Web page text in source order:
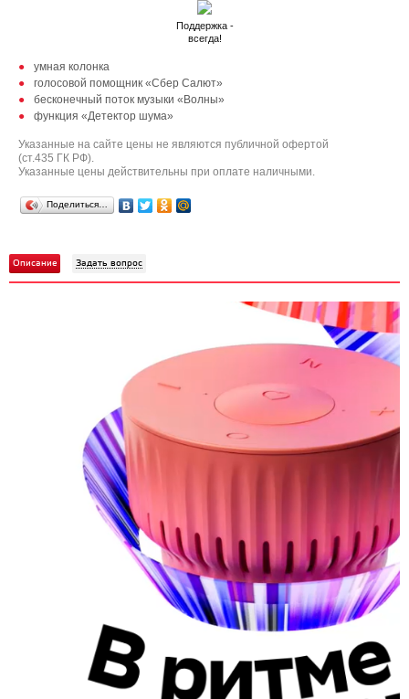
Поддержка -
всегда!
умная колонка
голосовой помощник «Сбер Салют»
бесконечный поток музыки «Волны»
функция «Детектор шума»
Указанные на сайте цены не являются публичной офертой
(ст.435 ГК РФ).
Указанные цены действительны при оплате наличными.
Поделиться…
Описание Задать вопрос